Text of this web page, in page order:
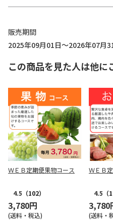
販売期間
2025年09月01日～2026年07月
この商品を見た人は他に
ＷＥＢ定期便果物コース
4.5 （102）
3,780円
(送料・税込)
ＷＥＢ
4.5 （
3,780
(送料・